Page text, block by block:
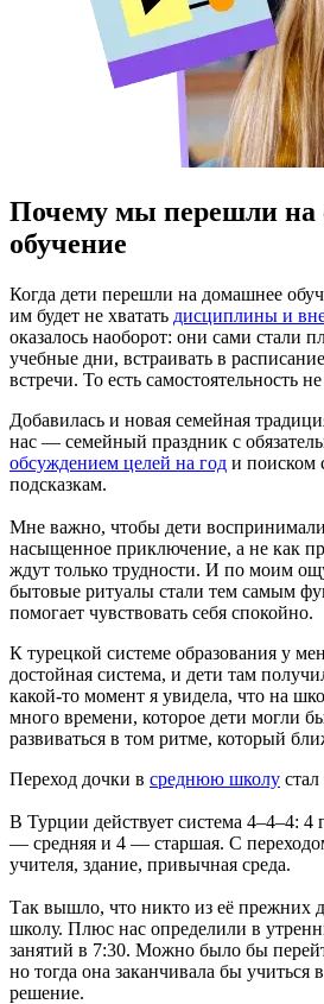
Почему мы перешли на
обучение
Когда дети перешли на домашнее
им будет не хватать дисциплины и
оказалось наоборот: они сами стали
учебные дни, встраивать в
встречи. То есть самостоятельность
Добавилась и новая семейная
нас — семейный праздник с
обсуждением целей на год и поиском
подсказкам.
Мне важно, чтобы дети
насыщенное приключение, а не как
ждут только трудности. И по моим
бытовые ритуалы стали тем самым
помогает чувствовать себя спокойно.
К турецкой системе образования у
достойная система, и дети там
какой-то момент я увидела, что на
много времени, которое дети могли
развиваться в том ритме, который
Переход дочки в среднюю школу
В Турции действует система 4–4–4: 4
— средняя и 4 — старшая. С
учителя, здание, привычная среда.
Так вышло, что никто из её прежних
школу. Плюс нас определили в
занятий в 7:30. Можно было бы
но тогда она заканчивала бы учиться
решение.